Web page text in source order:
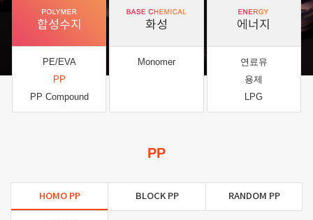
합성수지
PE/EVA
PP
PP Compound
화성
Monomer
에너지
연료유
용제
LPG
PP
HOMO PP BLOCK PP RANDOM PP